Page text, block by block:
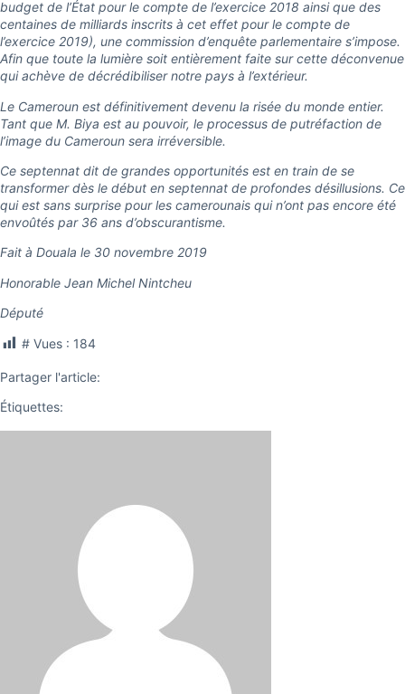
budget de l’État pour le compte de l’exercice 2018 ainsi que des
centaines de milliards inscrits à cet effet pour le compte de
l’exercice 2019), une commission d’enquête parlementaire s’impose.
Afin que toute la lumière soit entièrement faite sur cette déconvenue
qui achève de décrédibiliser notre pays à l’extérieur.
Le Cameroun est définitivement devenu la risée du monde entier.
Tant que M. Biya est au pouvoir, le processus de putréfaction de
l’image du Cameroun sera irréversible.
Ce septennat dit de grandes opportunités est en train de se
transformer dès le début en septennat de profondes désillusions. Ce
qui est sans surprise pour les camerounais qui n’ont pas encore été
envoûtés par 36 ans d’obscurantisme.
Fait à Douala le 30 novembre 2019
Honorable Jean Michel Nintcheu
Député
# Vues : 184
Partager l'article:
Étiquettes: